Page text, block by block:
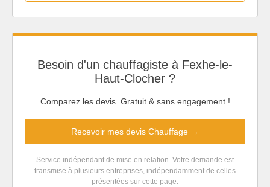
Besoin d'un chauffagiste à Fexhe-le-
Haut-Clocher ?
Comparez les devis. Gratuit & sans engagement !
Recevoir mes devis Chauffage →
Service indépendant de mise en relation. Votre demande est
transmise à plusieurs entreprises, indépendamment de celles
présentées sur cette page.